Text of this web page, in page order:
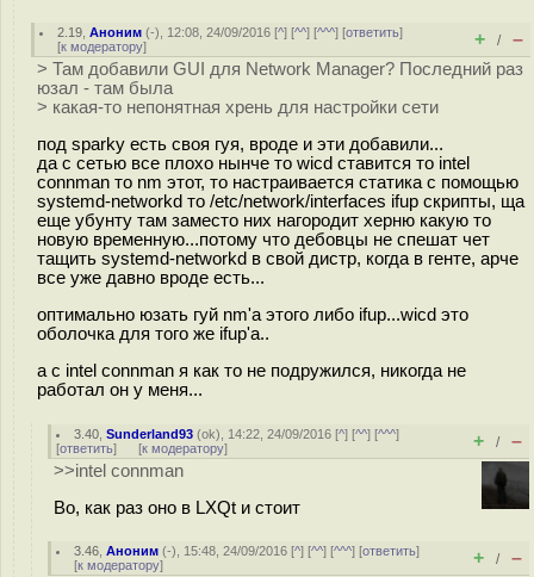
2.19 ,Аноним (-), 12:08, 24/09/2016 [^] [^^] [^^^] [ответить]
[к модератору] + / –
> Там добавили GUI для Network Manager? Последний раз
юзал - там была
> какая-то непонятная хрень для настройки сети
под sparky есть своя гуя, вроде и эти добавили...
да с сетью все плохо нынче то wicd ставится то intel
connman то nm этот, то настраивается статика с помощью
systemd-networkd то /etc/network/interfaces ifup скрипты, ща
еще убунту там заместо них нагородит херню какую то
новую временную...потому что дебовцы не спешат чет
тащить systemd-networkd в свой дистр, когда в генте, арче
все уже давно вроде есть...
оптимально юзать гуй nm'a этого либо ifup...wicd это
оболочка для того же ifup'а..
а с intel connman я как то не подружился, никогда не
работал он у меня...
3.40 ,Sunderland93 (ok), 14:22, 24/09/2016 [^] [^^] [^^^]
[ответить] [к модератору] + / –
>>intel connman
Во, как раз оно в LXQt и стоит
3.46 ,Аноним (-), 15:48, 24/09/2016 [^] [^^] [^^^] [ответить]
[к модератору] + / –